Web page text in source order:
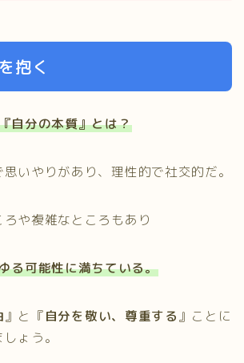
抱く
自分の本質』とは？
いやりがあり、理性的で社交的だ。
や複雑なところもあり
る可能性に満ちている。
』と『自分を敬い、尊重する』ことに
ょう。